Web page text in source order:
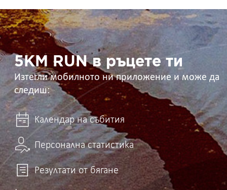
5KM
RUN
в
ръцете
ти 5KM RUN в ръцете ти
Изтегли мобилното ни приложение и може да
следиш:
Календар на събития
Персонална статистика
Резултати от бягане